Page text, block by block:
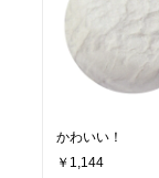
かわいい！
￥1,144